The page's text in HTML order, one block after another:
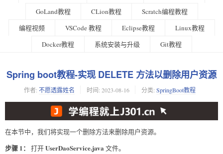
GoLand教程
CLion教程
Scratch编程教程
编程视频
VSCode 教程 Eclipse教程
Linux教程
Docker教程
系统安装与升级 Git教程
Spring boot教程-实现 DELETE 方法以删除用户资源
作者: 不愿透露姓名 时间: 2023-08-16 分类: SpringBoot教程
在本节中，我们将实现一个删除方法来删除用户资源。
步骤 1： 打开UserDaoService.java 文件。